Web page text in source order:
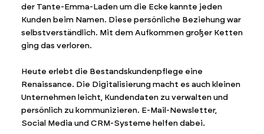
der Tante-Emma-Laden um die Ecke kannte jeden
Kunden beim Namen. Diese persönliche Beziehung war
selbstverständlich. Mit dem Aufkommen großer Ketten
ging das verloren.
Heute erlebt die Bestandskundenpflege eine
Renaissance. Die Digitalisierung macht es auch kleinen
Unternehmen leicht, Kundendaten zu verwalten und
persönlich zu kommunizieren. E-Mail-Newsletter,
Social Media und CRM-Systeme helfen dabei.